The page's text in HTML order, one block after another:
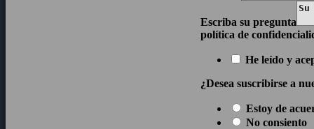
Escriba su pregunta
política de
He leído y
¿Desea suscribirse a
Estoy de
No consiento